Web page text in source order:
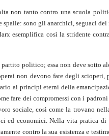
non tanto contro una scuola
sono gli anarchici, seguaci
esemplifica così la stridente
politico; essa non deve sotto
non devono fare degli scioperi,
ai principi eterni della
fare dei compromessi con i
sociale, così come la trovano
ed economici. Nella vita pratica
contro la sua esistenza e